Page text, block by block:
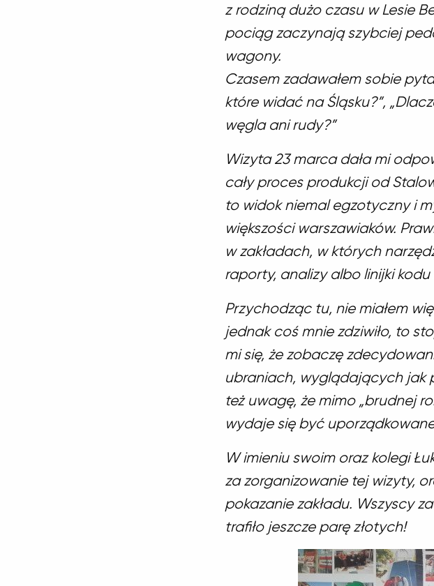
z rodziną dużo czasu w Lesie
pociąg zaczynają szybciej
wagony.
Czasem zadawałem sobie
które widać na Śląsku?”,
węgla ani rudy?”
Wizyta 23 marca dała mi
cały proces produkcji od
to widok niemal egzotyczny i
większości warszawiaków.
w zakładach, w których
raporty, analizy albo linijki
Przychodząc tu, nie miałem
jednak coś mnie zdziwiło, to
mi się, że zobaczę
ubraniach, wyglądających jak
też uwagę, że mimo „brudnej
wydaje się być
W imieniu swoim oraz kolegi
za zorganizowanie tej wizyty,
pokazanie zakładu. Wszyscy
trafiło jeszcze parę złotych!